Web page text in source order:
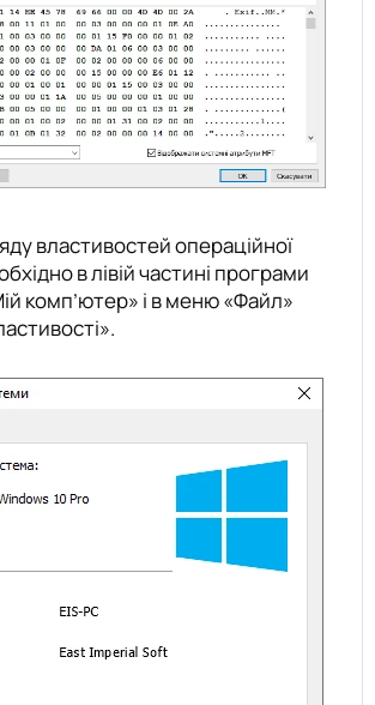
властивостей операційної
в лівій частині програми
комп’ютер» і в меню «Файл»